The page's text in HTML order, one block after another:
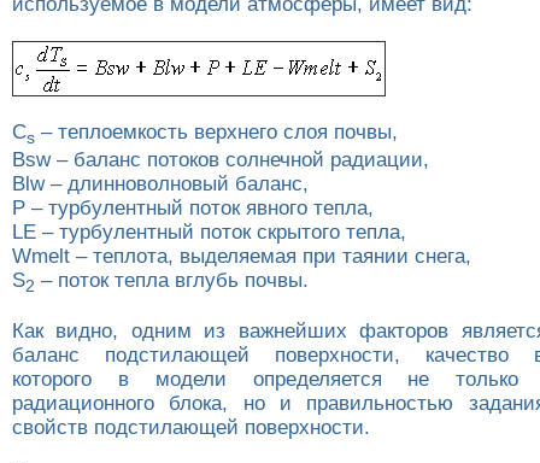
используемое в модели атмосферы, имеет вид:
Cs – теплоемкость верхнего слоя почвы,
Bsw – баланс потоков солнечной радиации,
Blw – длинноволновый баланс,
P – турбулентный поток явного тепла,
LE – турбулентный поток скрытого тепла,
Wmelt – теплота, выделяемая при таянии снега,
S2 – поток тепла вглубь почвы.
Как видно, одним из важнейших факторов
баланс подстилающей поверхности, качество
которого в модели определяется не только
радиационного блока, но и правильностью
свойств подстилающей поверхности.